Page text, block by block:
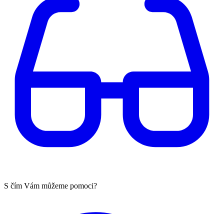
S čím Vám můžeme pomoci?